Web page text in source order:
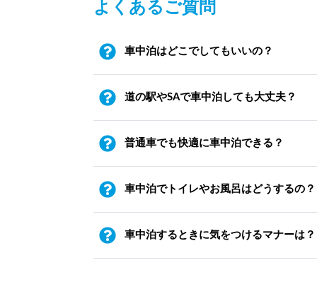
よくあるご質問
車中泊はどこでしてもいいの？
道の駅やSAで車中泊しても大丈夫？
普通車でも快適に車中泊できる？
車中泊でトイレやお風呂はどうするの？
車中泊するときに気をつけるマナーは？